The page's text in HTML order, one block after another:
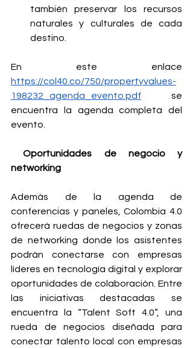
también preservar los recursos
naturales y culturales de cada
destino.
https://col40.co/750/propertyvalues-
198232_agenda_evento.pdf se
encuentra la agenda completa del
evento.
Oportunidades de negocio y
networking
Además de la agenda de
conferencias y paneles, Colombia 4.0
ofrecerá ruedas de negocios y zonas
de networking donde los asistentes
podrán conectarse con empresas
líderes en tecnología digital y explorar
oportunidades de colaboración. Entre
las iniciativas destacadas se
encuentra la “Talent Soft 4.0”, una
rueda de negocios diseñada para
conectar talento local con empresas